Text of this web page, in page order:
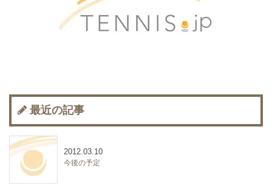
最近の記事
今後の予定
2012.03.10